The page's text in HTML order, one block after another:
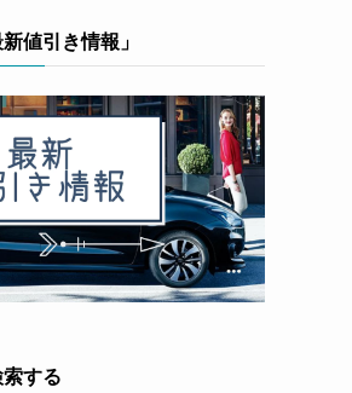
値引き情報」
する